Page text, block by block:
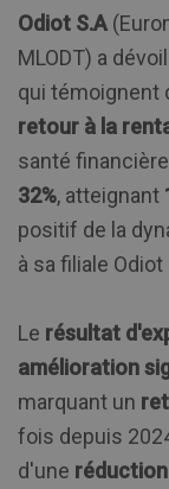
Odiot S.A
MLODT) a
qui témoignent
retour à la
santé
32%, atteignant
positif de la
à sa filiale Odiot
Le résultat
amélioration
marquant un
fois depuis
d'une